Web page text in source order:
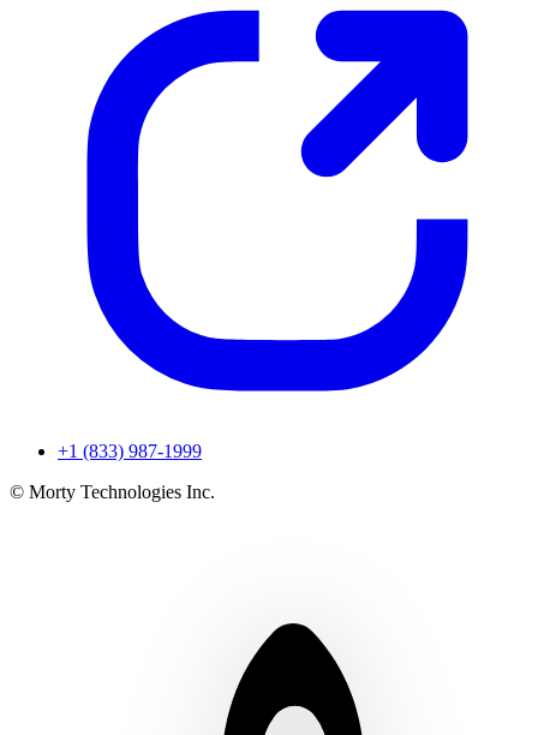
+1 (833) 987-1999
© Morty Technologies Inc.